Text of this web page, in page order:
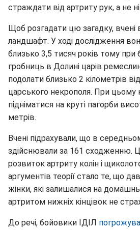
страждати від артриту рук, а не
Щоб розгадати цю загадку, вчені
ландшафт. У ході дослідження
близько 3,5 тисяч років тому при
гробниць в Долині царів
подолати близько 2 кілометрів
царського некрополя. При цьому
підніматися на круті пагорби
метрів.
Вчені підрахували, що в
здійснювали за 161 сходженню.
розвиток артриту колін і
аргументів теорії стало те, що
жінки, які залишалися на
артритом нижніх кінцівок не
До речі, бойовики ІДІЛ